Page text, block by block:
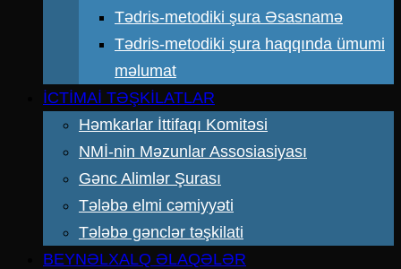
Tədris-metodiki şura Əsasnamə
Tədris-metodiki şura haqqında ümumi
məlumat
İCTİMAİ TƏŞKİLATLAR
Həmkarlar İttifaqı Komitəsi
NMİ-nin Məzunlar Assosiasiyası
Gənc Alimlər Şurası
Tələbə elmi cəmiyyəti
Tələbə gənclər təşkilati
BEYNƏLXALQ ƏLAQƏLƏR